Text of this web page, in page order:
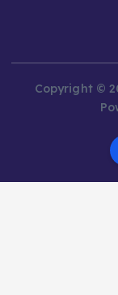
Copyright ©